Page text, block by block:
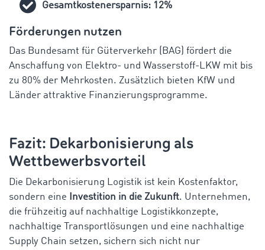
Gesamtkostenersparnis: 12%
Förderungen nutzen
Das Bundesamt für Güterverkehr (BAG) fördert die
Anschaffung von Elektro- und Wasserstoff-LKW mit bis
zu 80% der Mehrkosten. Zusätzlich bieten KfW und
Länder attraktive Finanzierungsprogramme.
Fazit: Dekarbonisierung als
Wettbewerbsvorteil
Die Dekarbonisierung Logistik ist kein Kostenfaktor,
sondern eine Investition in die Zukunft. Unternehmen,
die frühzeitig auf nachhaltige Logistikkonzepte,
nachhaltige Transportlösungen und eine nachhaltige
Supply Chain setzen, sichern sich nicht nur